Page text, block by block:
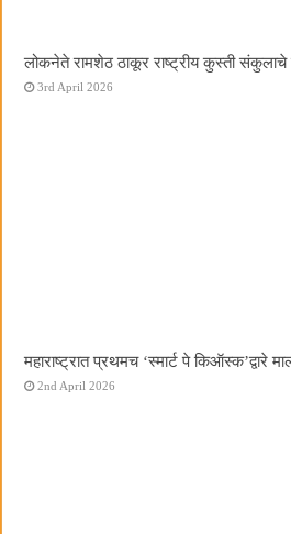
लोकनेते रामशेठ ठाकूर राष्ट्रीय कुस्ती
3rd April 2026
महाराष्ट्रात प्रथमच ‌‘स्मार्ट पे किऑस्क‌’द्वारे
2nd April 2026